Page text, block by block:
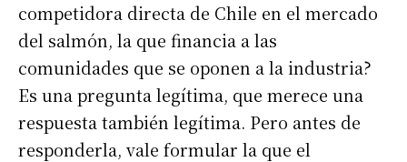
competidora directa de Chile en el mercado
del salmón, la que financia a las
comunidades que se oponen a la industria?
Es una pregunta legítima, que merece una
respuesta también legítima. Pero antes de
responderla, vale formular la que el